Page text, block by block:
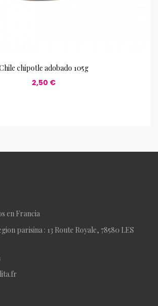
chipotle adobado 105g
2,50 €
en Francia
parisina : 13 Route Royale, 78580 LES